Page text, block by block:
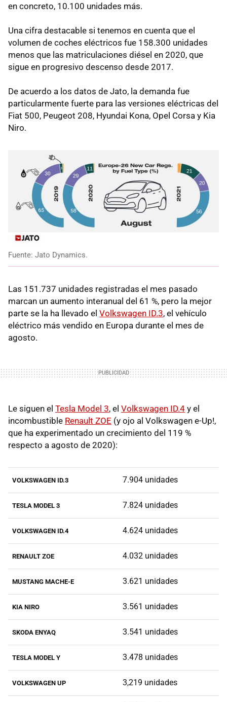
en concreto, 10.100 unidades más.
Una cifra destacable si tenemos en cuenta que el
volumen de coches eléctricos fue 158.300 unidades
menos que las matriculaciones diésel en 2020, que
sigue en progresivo descenso desde 2017.
De acuerdo a los datos de Jato, la demanda fue
particularmente fuerte para las versiones eléctricas del
Fiat 500, Peugeot 208, Hyundai Kona, Opel Corsa y Kia
Niro.
Fuente: Jato Dynamics.
Las 151.737 unidades registradas el mes pasado
marcan un aumento interanual del 61 %, pero la mejor
parte se la ha llevado el Volkswagen ID.3, el vehículo
eléctrico más vendido en Europa durante el mes de
agosto.
Le siguen el Tesla Model 3, el Volkswagen ID.4 y el
incombustible Renault ZOE (y ojo al Volkswagen e-Up!,
que ha experimentado un crecimiento del 119 %
respecto a agosto de 2020):
VOLKSWAGEN ID.3 7.904 unidades
TESLA MODEL 3 7.824 unidades
VOLKSWAGEN ID.4 4.624 unidades
RENAULT ZOE 4.032 unidades
MUSTANG MACHE-E 3.621 unidades
KIA NIRO 3.561 unidades
SKODA ENYAQ 3.541 unidades
TESLA MODEL Y 3.478 unidades
VOLKSWAGEN UP 3,219 unidades